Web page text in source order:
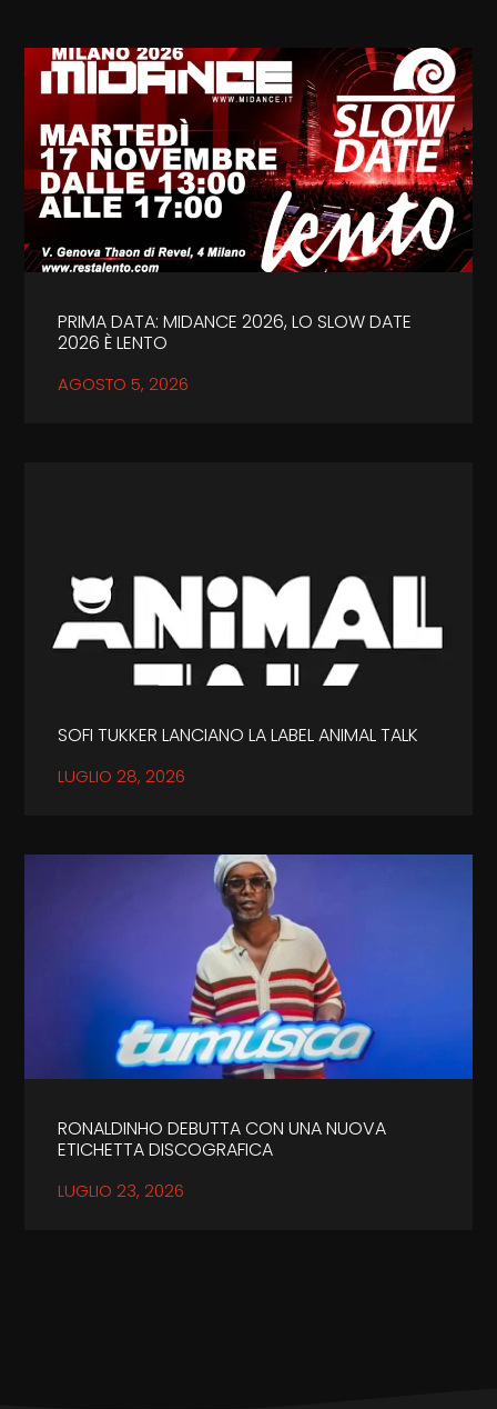
PRIMA DATA: MIDANCE 2026, LO SLOW DATE
2026 È LENTO
AGOSTO 5, 2026
SOFI TUKKER LANCIANO LA LABEL ANIMAL TALK
LUGLIO 28, 2026
RONALDINHO DEBUTTA CON UNA NUOVA
ETICHETTA DISCOGRAFICA
LUGLIO 23, 2026